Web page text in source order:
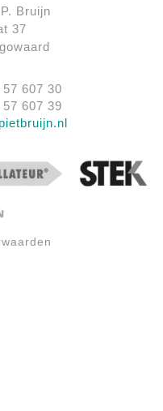
Bruijn
37
607 30
607 39